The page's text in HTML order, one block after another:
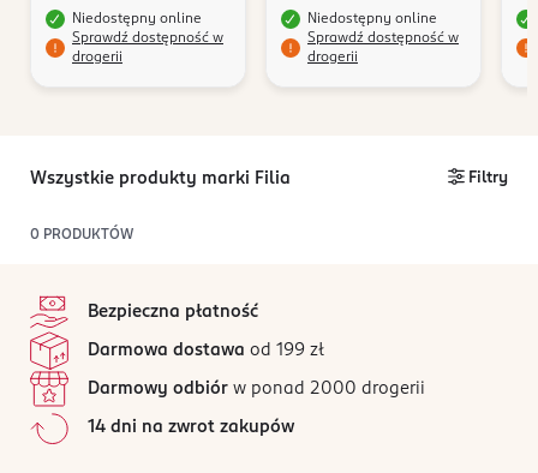
Niedostępny online
Sprawdź dostępność w
drogerii
Niedostępny online
Sprawdź dostępność w
drogerii
Wszystkie produkty marki Filia Filtry
0 PRODUKTÓW
Bezpieczna płatność
Darmowa dostawa od 199 zł
Darmowy odbiór w ponad 2000 drogerii
14 dni na zwrot zakupów